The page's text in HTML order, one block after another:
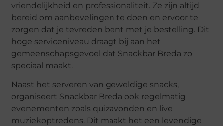
vriendelijkheid en professionaliteit. Ze zijn altijd
bereid om aanbevelingen te doen en ervoor te
zorgen dat je tevreden bent met je bestelling. Dit
hoge serviceniveau draagt bij aan het
gemeenschapsgevoel dat Snackbar Breda zo
speciaal maakt.
Naast het serveren van geweldige snacks,
organiseert Snackbar Breda ook regelmatig
evenementen zoals quizavonden en live
muziekoptredens. Dit maakt het een levendige